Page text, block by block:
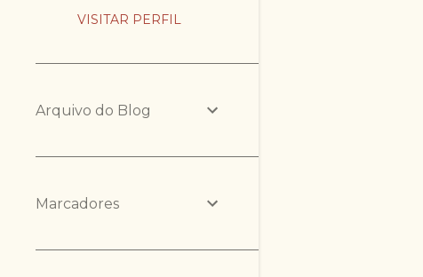
VISITAR PERFIL
Arquivo do Blog
Marcadores